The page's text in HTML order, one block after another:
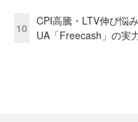
10
CPI高騰・LTV伸び悩
UA「Freecash」の実